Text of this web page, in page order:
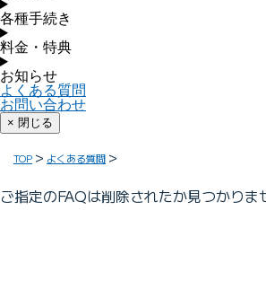
各種手続き
料金・特典
お知らせ
よくある質問
お問い合わせ
× 閉じる
TOP よくある質問
ご指定のFAQは削除されたか見つかりま